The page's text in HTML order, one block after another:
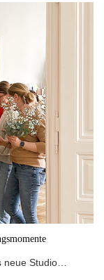
neue Studio…